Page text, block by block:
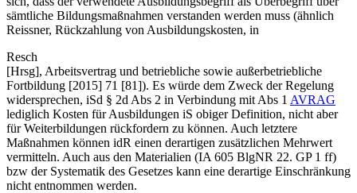
sämtliche Bildungsmaßnahmen verstanden werden muss (ähnlich
Reissner, Rückzahlung von Ausbildungskosten, in
Resch
[Hrsg], Arbeitsvertrag und betriebliche sowie außerbetriebliche
Fortbildung [2015] 71 [81]). Es würde dem Zweck der Regelung
widersprechen, iSd § 2d Abs 2 in Verbindung mit Abs 1 AVRAG
lediglich Kosten für Ausbildungen iS obiger Definition, nicht aber
für Weiterbildungen rückfordern zu können. Auch letztere
Maßnahmen können idR einen derartigen zusätzlichen Mehrwert
vermitteln. Auch aus den Materialien (IA 605 BlgNR 22. GP 1 ff)
bzw der Systematik des Gesetzes kann eine derartige Einschränkung
nicht entnommen werden.